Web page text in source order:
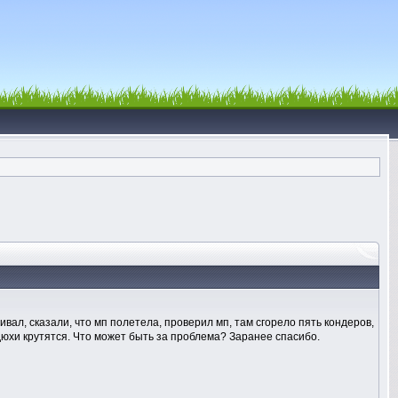
сказали, что мп полетела, проверил мп, там сгорело пять кондеров,
крутятся. Что может быть за проблема? Заранее спасибо.